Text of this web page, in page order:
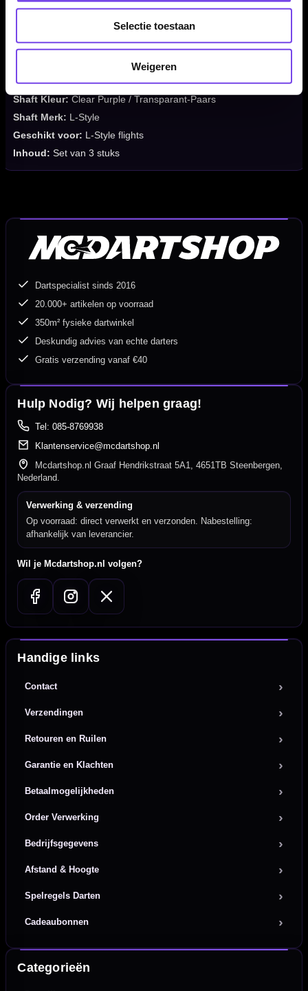
Selectie toestaan
Weigeren
Lengte-indicatie:190 Short / 260 Inbetween / 330 Medium
33 mm / 40 mm / 47 mm, exclusief schroefdraad
Shaft Materiaal:Polycarbonaat / Kunststof
Shaft Serie:Natural 9 / N9
Shaft Kleur: Clear Purple / Transparant-Paars
Shaft Merk: L-Style
Geschikt voor: L-Style flights
Inhoud: Set van 3 stuks
Dartspecialist sinds 2016
20.000+ artikelen op voorraad
350m² fysieke dartwinkel
Deskundig advies van echte darters
Gratis verzending vanaf €40
Hulp Nodig? Wij helpen graag!
Tel: 085-8769938
Klantenservice@mcdartshop.nl
Mcdartshop.nl Graaf Hendrikstraat 5A1, 4651TB Steenbergen,
Nederland.
Verwerking & verzending
Op voorraad: direct verwerkt en verzonden. Nabestelling:
afhankelijk van leverancier.
Wil je Mcdartshop.nl volgen?
Handige links
Contact
Verzendingen
Retouren en Ruilen
Garantie en Klachten
Betaalmogelijkheden
Order Verwerking
Bedrijfsgegevens
Afstand & Hoogte
Spelregels Darten
Cadeaubonnen
Categorieën